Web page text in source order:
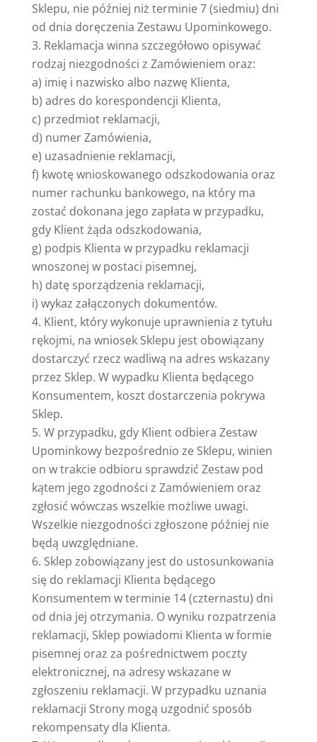
Sklepu, nie później niż terminie 7 (siedmiu) dni
od dnia doręczenia Zestawu Upominkowego.
Reklamacja winna szczegółowo opisywać
rodzaj niezgodności z Zamówieniem oraz:
a) imię i nazwisko albo nazwę Klienta,
b) adres do korespondencji Klienta,
c) przedmiot reklamacji,
d) numer Zamówienia,
e) uzasadnienie reklamacji,
f) kwotę wnioskowanego odszkodowania oraz
numer rachunku bankowego, na który ma
zostać dokonana jego zapłata w przypadku,
gdy Klient żąda odszkodowania,
g) podpis Klienta w przypadku reklamacji
wnoszonej w postaci pisemnej,
h) datę sporządzenia reklamacji,
i) wykaz załączonych dokumentów.
Klient, który wykonuje uprawnienia z tytułu
rękojmi, na wniosek Sklepu jest obowiązany
dostarczyć rzecz wadliwą na adres wskazany
przez Sklep. W wypadku Klienta będącego
Konsumentem, koszt dostarczenia pokrywa
Sklep.
W przypadku, gdy Klient odbiera Zestaw
Upominkowy bezpośrednio ze Sklepu, winien
on w trakcie odbioru sprawdzić Zestaw pod
kątem jego zgodności z Zamówieniem oraz
zgłosić wówczas wszelkie możliwe uwagi.
Wszelkie niezgodności zgłoszone później nie
będą uwzględniane.
Sklep zobowiązany jest do ustosunkowania
się do reklamacji Klienta będącego
Konsumentem w terminie 14 (czternastu) dni
od dnia jej otrzymania. O wyniku rozpatrzenia
reklamacji, Sklep powiadomi Klienta w formie
pisemnej oraz za pośrednictwem poczty
elektronicznej, na adresy wskazane w
zgłoszeniu reklamacji. W przypadku uznania
reklamacji Strony mogą uzgodnić sposób
rekompensaty dla Klienta.